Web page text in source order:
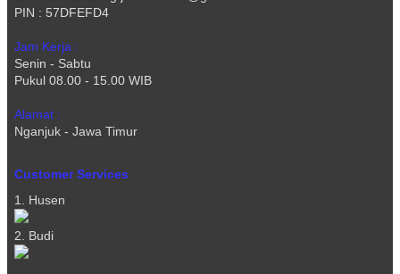
PIN : 57DFEFD4
Jam Kerja :
Senin - Sabtu
Pukul 08.00 - 15.00 WIB
Alamat :
Nganjuk - Jawa Timur
Customer Services
1. Husen
2. Budi